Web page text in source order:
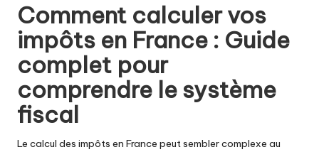
Comment calculer vos
impôts en France : Guide
complet pour
comprendre le système
fiscal
Le calcul des impôts en France peut sembler complexe au